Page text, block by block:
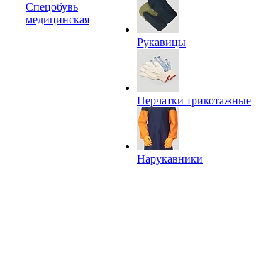
Спецобувь
медицинская
Рукавицы
Перчатки трикотажные
Нарукавники